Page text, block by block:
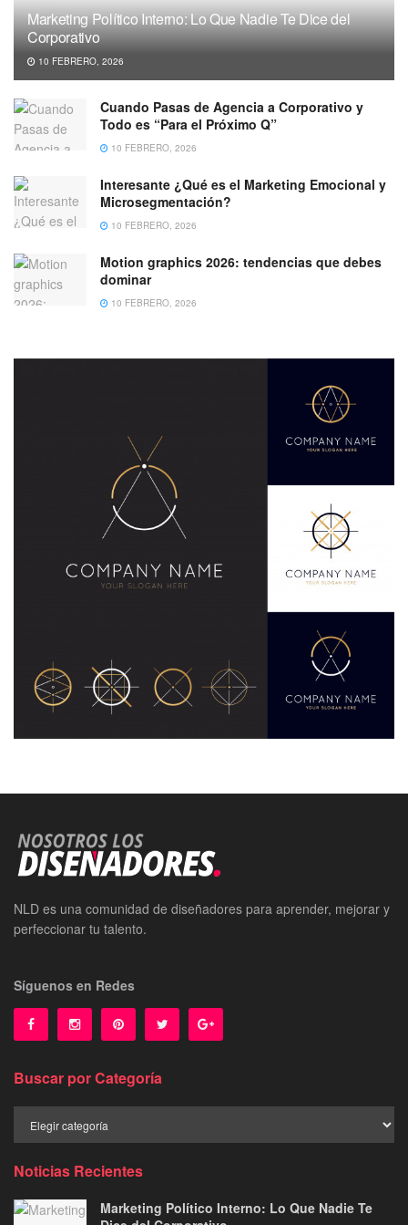
Marketing Político Interno: Lo Que Nadie Te Dice del
Corporativo
10 FEBRERO, 2026
Cuando Pasas de Agencia a Corporativo y
Todo es “Para el Próximo Q”
10 FEBRERO, 2026
Interesante ¿Qué es el Marketing Emocional y
Microsegmentación?
10 FEBRERO, 2026
Motion graphics 2026: tendencias que debes
dominar
10 FEBRERO, 2026
NLD es una comunidad de diseñadores para aprender, mejorar y
perfeccionar tu talento.
Síguenos en Redes
Buscar por Categoría
por
Noticias Recientes
Marketing Político Interno: Lo Que Nadie Te